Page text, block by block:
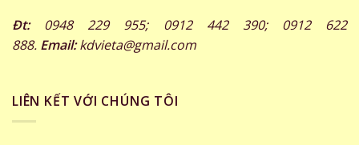
Đt:0948 229 955; 0912 442 390; 0912 622
888. Email:kdvieta@gmail.com
LIÊN KẾT VỚI CHÚNG TÔI